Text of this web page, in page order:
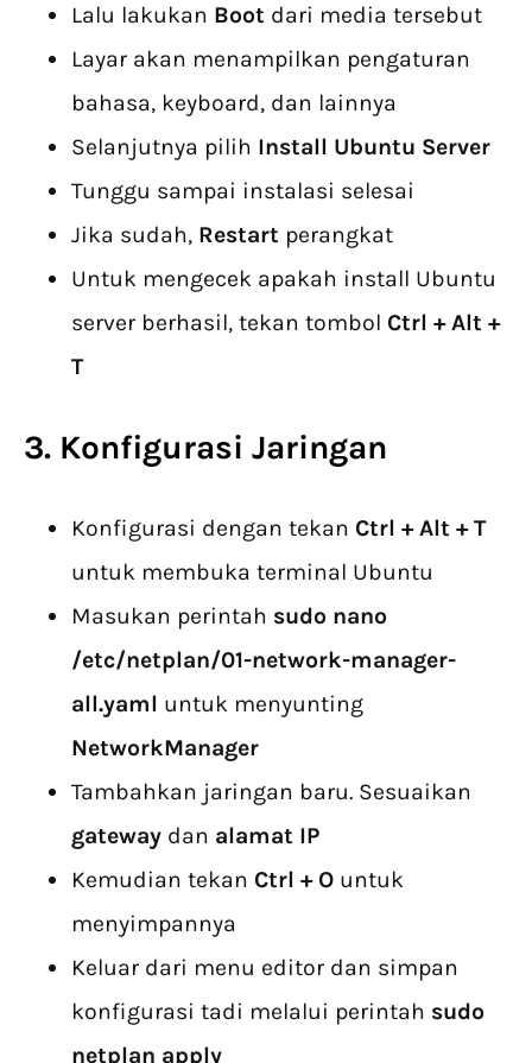
Lalu lakukan Boot dari media tersebut
Layar akan menampilkan pengaturan
bahasa, keyboard, dan lainnya
Selanjutnya pilih Install Ubuntu Server
Tunggu sampai instalasi selesai
Jika sudah, Restart perangkat
Untuk mengecek apakah install Ubuntu
server berhasil, tekan tombol Ctrl + Alt +
T
3. Konfigurasi Jaringan
Konfigurasi dengan tekan Ctrl + Alt + T
untuk membuka terminal Ubuntu
Masukan perintah sudo nano
/etc/netplan/01-network-manager-
all.yaml untuk menyunting
NetworkManager
Tambahkan jaringan baru. Sesuaikan
gateway dan alamat IP
Kemudian tekan Ctrl + O untuk
menyimpannya
Keluar dari menu editor dan simpan
konfigurasi tadi melalui perintah sudo
netplan apply